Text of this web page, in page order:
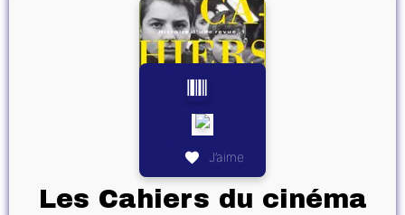
J’aime
Les Cahiers du cinéma